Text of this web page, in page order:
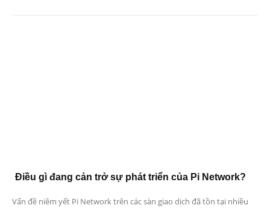
Điều gì đang cản trở sự phát triển của Pi Network?
Vấn đề niêm yết Pi Network trên các sàn giao dịch đã tồn tại nhiều